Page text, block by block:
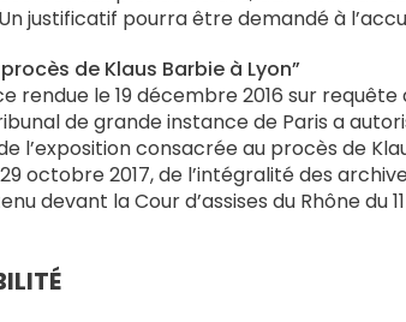
justificatif pourra être demandé à
de Klaus Barbie à Lyon”
rendue le 19 décembre 2016 sur requête
de grande instance de Paris a
l’exposition consacrée au procès de
octobre 2017, de l’intégralité des
devant la Cour d’assises du Rhône du